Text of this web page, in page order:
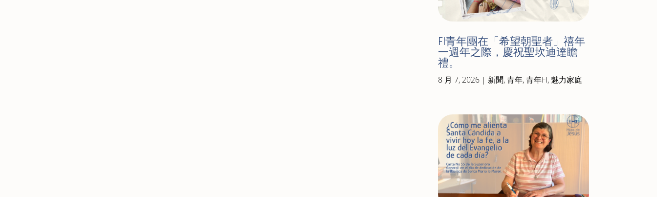
FI青年團在「希望朝聖者」禧年
一週年之際，慶祝聖坎迪達瞻
禮。
8 月 7, 2026| 新聞,青年,青年FI, 魅力家庭